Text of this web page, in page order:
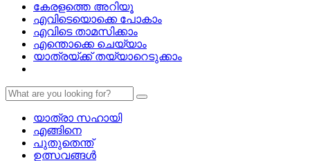
കേരളത്തെ അറിയൂ
എവിടെയൊക്കെ പോകാം
എവിടെ താമസിക്കാം
എന്തൊക്കെ ചെയ്യാം
യാത്രയ്ക്ക് തയ്യാറെടുക്കാം
യാത്രാ സഹായി
എങ്ങിനെ
പുതുതെന്ത്
ഉത്സവങ്ങള്‍